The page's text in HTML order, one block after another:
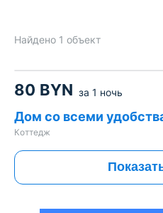
Найдено 1 объект
80 BYN за 1 ночь
Дом со всеми
Коттедж